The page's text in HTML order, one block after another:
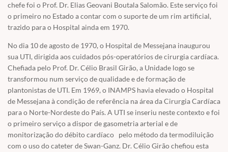
chefe foi o Prof. Dr. Elias Geovani Boutala Salomão. Este serviço foi
o primeiro no Estado a contar com o suporte de um rim artificial,
trazido para o Hospital ainda em 1970.
No dia 10 de agosto de 1970, o Hospital de Messejana inaugurou
sua UTI, dirigida aos cuidados pós-operatórios de cirurgia cardíaca.
Chefiada pelo Prof. Dr. Célio Brasil Girão, a Unidade logo se
transformou num serviço de qualidade e de formação de
plantonistas de UTI. Em 1969, o INAMPS havia elevado o Hospital
de Messejana à condição de referência na área da Cirurgia Cardíaca
para o Norte-Nordeste do País. A UTI se inseriu neste contexto e foi
o primeiro serviço a dispor de gasometria arterial e de
monitorização do débito cardíaco pelo método da termodiluição
com o uso do cateter de Swan-Ganz. Dr. Célio Girão chefiou esta